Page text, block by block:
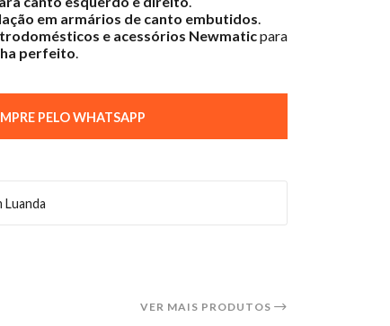
em armários de canto embutidos.
e acessórios Newmaticpara
perfeito.
PELO WHATSAPP
Luanda
VER MAIS PRODUTOS